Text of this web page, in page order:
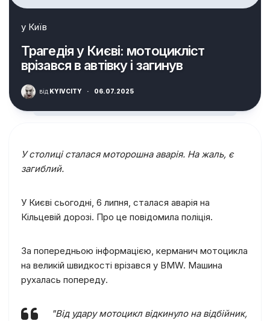
у Київ
Трагедія у Києві: мотоцикліст
врізався в автівку і загинув
від KYIVCITY · 06.07.2025
У столиці сталася моторошна аварія. На жаль, є
загиблий.
У Києві сьогодні, 6 липня, сталася аварія на
Кільцевій дорозі. Про це повідомила поліція.
За попередньою інформацією, керманич мотоцикла
на великій швидкості врізався у BMW. Машина
рухалась попереду.
"Від удару мотоцикл відкинуло на відбійник,